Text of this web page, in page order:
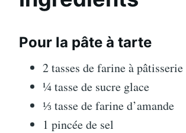
Pour la pâte à tarte
2 tasses de farine à pâtisserie
¼ tasse de sucre glace
⅓ tasse de farine d’amande
1 pincée de sel